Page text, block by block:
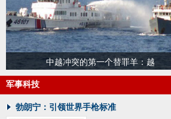
中越冲突的第一个替罪羊：越
军事科技
勃朗宁：引领世界手枪标准